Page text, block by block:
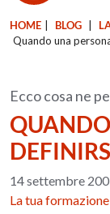
HOME BLOG
Quando una
Ecco cosa ne
14 settembre
La tua formazione